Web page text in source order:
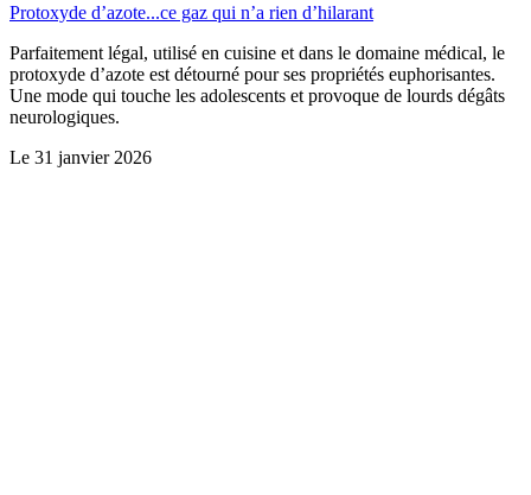
Protoxyde d’azote...ce gaz qui n’a rien d’hilarant
Parfaitement légal, utilisé en cuisine et dans le domaine médical, le
protoxyde d’azote est détourné pour ses propriétés euphorisantes.
Une mode qui touche les adolescents et provoque de lourds dégâts
neurologiques.
Le 31 janvier 2026